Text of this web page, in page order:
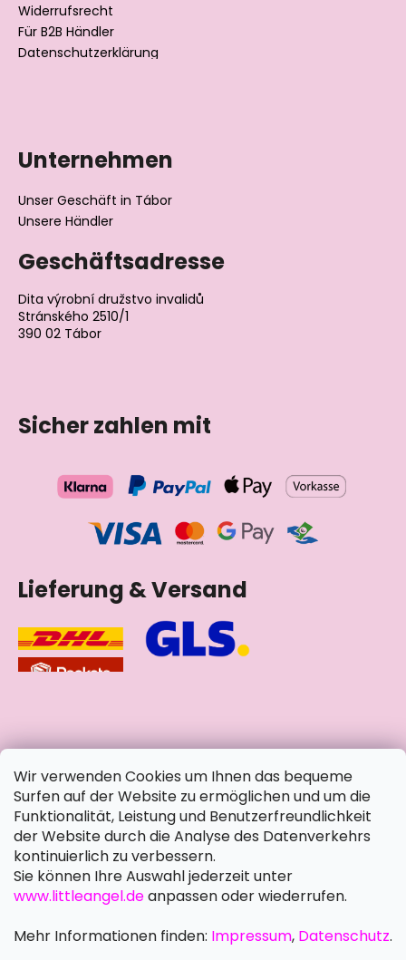
Wir verwenden Cookies um Ihnen das bequeme
Surfen auf der Website zu ermöglichen und um die
Funktionalität, Leistung und Benutzerfreundlichkeit
der Website durch die Analyse des Datenverkehrs
kontinuierlich zu verbessern.
Sie können Ihre Auswahl jederzeit unter
www.littleangel.deanpassen oder wiederrufen.
Mehr Informationen finden: Impressum, Datenschutz.
Widerrufsrecht
Für B2B Händler
Datenschutzerklärung
Unternehmen
Unser Geschäft in Tábor
Unsere Händler
Geschäftsadresse
Dita výrobní družstvo invalidů
Stránského 2510/1
390 02 Tábor
Sicher zahlen mit
Lieferung & Versand
soziale Netzwerke